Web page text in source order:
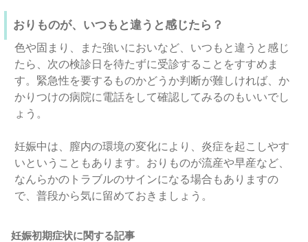
おりものが、いつもと違うと感じたら？
色や固まり、また強いにおいなど、いつもと違うと感じ
たら、次の検診日を待たずに受診することをすすめま
す。緊急性を要するものかどうか判断が難しければ、か
かりつけの病院に電話をして確認してみるのもいいでし
ょう。
妊娠中は、膣内の環境の変化により、炎症を起こしやす
いということもあります。おりものが流産や早産など、
なんらかのトラブルのサインになる場合もありますの
で、普段から気に留めておきましょう。
妊娠初期症状に関する記事